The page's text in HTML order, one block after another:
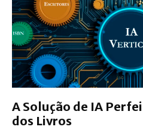
A Solução de IA
dos Livros